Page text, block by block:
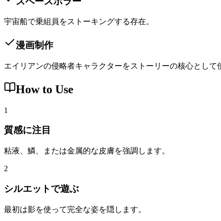
宇宙船で乗組員をストーキングする存在。
漫画制作
エイリアンの侵略者キャラクターをストーリーの核心とし
How to Use
1
質感に注目
粘液、鱗、または金属的な皮膚を強調します。
2
シルエットで遊ぶ
最初は影を使って完全な姿を隠します。